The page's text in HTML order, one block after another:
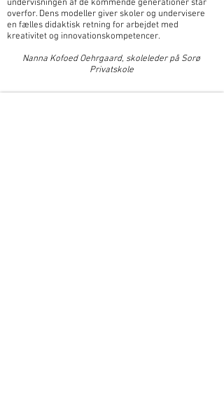
undervisningen af de kommende generationer står
overfor. Dens modeller giver skoler og undervisere
en fælles didaktisk retning for arbejdet med
kreativitet og innovationskompetencer.
Nanna Kofoed Oehrgaard, skoleleder på Sorø
Privatskole